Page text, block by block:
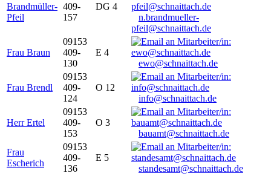
Brandmüller-
Pfeil
409-
157
DG 4
n.brandmueller-
pfeil@schnaittach.de
Frau Braun
09153
409-
130
E 4
ewo@schnaittach.de
Frau Brendl
09153
409-
124
O 12
info@schnaittach.de
Herr Ertel
09153
409-
153
O 3
bauamt@schnaittach.de
Frau
Escherich
09153
409-
136
E 5
standesamt@schnaittach.de